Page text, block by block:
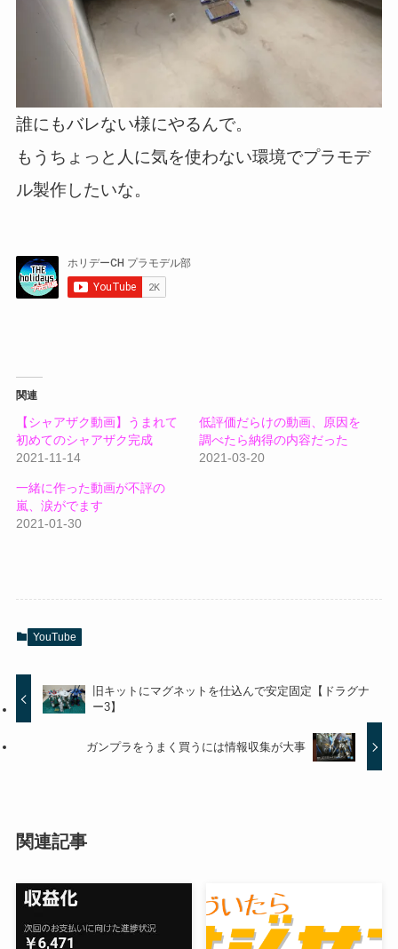
誰にもバレない様にやるんで。
もうちょっと人に気を使わない環境でプラモデ
ル製作したいな。
関連
【シャアザク動画】うまれて
初めてのシャアザク完成
2021-11-14
低評価だらけの動画、原因を
調べたら納得の内容だった
2021-03-20
一緒に作った動画が不評の
嵐、涙がでます
2021-01-30
YouTube
旧キットにマグネットを仕込んで安定固定【ドラグナ
ー3】
ガンプラをうまく買うには情報収集が大事
関連記事